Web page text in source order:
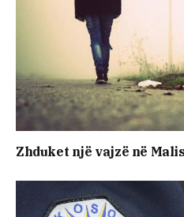
Zhduket një vajzë në